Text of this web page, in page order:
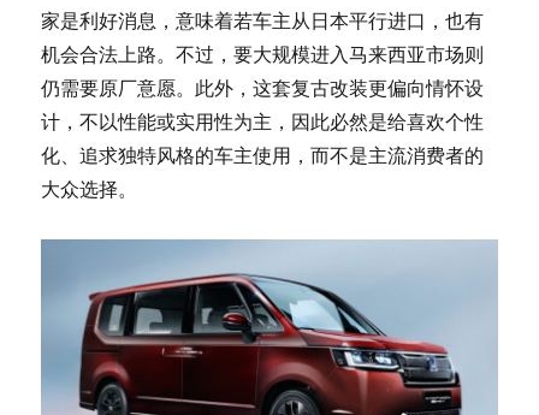
家是利好消息，意味着若车主从日本平行进口，也有
机会合法上路。不过，要大规模进入马来西亚市场则
仍需要原厂意愿。此外，这套复古改装更偏向情怀设
计，不以性能或实用性为主，因此必然是给喜欢个性
化、追求独特风格的车主使用，而不是主流消费者的
大众选择。